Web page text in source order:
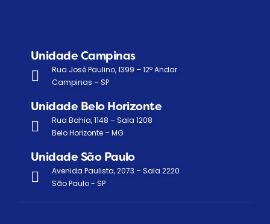
Unidade Campinas
Rua José Paulino, 1399 – 12º Andar
Campinas – SP
Unidade Belo Horizonte
Rua Bahia, 1148 – Sala 1208
Belo Horizonte – MG
Unidade São Paulo
Avenida Paulista, 2073 – Sala 2220
São Paulo - SP